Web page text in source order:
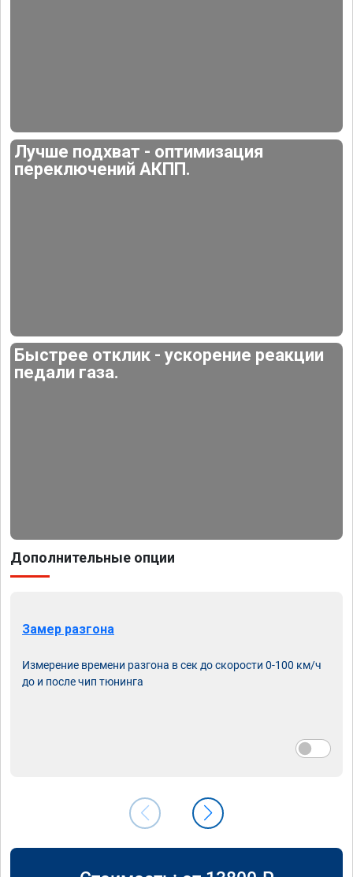
Лучше подхват - оптимизация
переключений АКПП.
Быстрее отклик - ускорение реакции
педали газа.
Дополнительные опции
Замер разгона
Измерение времени разгона в сек до скорости 0-100 км/ч
до и после чип тюнинга